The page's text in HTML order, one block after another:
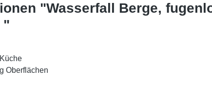
"Wasserfall Berge,
"
Oberflächen